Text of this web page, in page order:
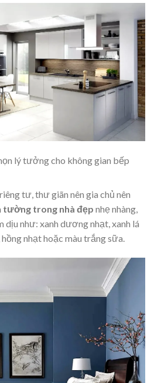
lý tưởng cho không gian bếp
tư, thư giãn nên gia chủ nên
tường trong nhà đẹp nhẹ nhàng,
dịu như: xanh dương nhạt, xanh lá
nhạt hoặc màu trắng sữa.